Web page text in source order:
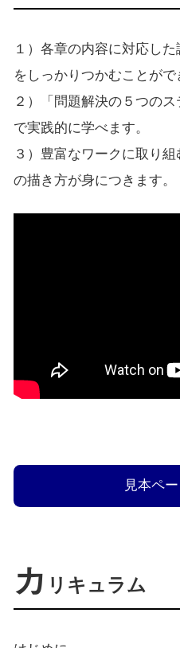
１）各章の内容に対応し
をしっかりつかむことがで
２）「問題解決の５つの
で実践的に学べます。
３）豊富なワークに取り組
の描き方が身につきます。
見本ペ
カ リキュラム